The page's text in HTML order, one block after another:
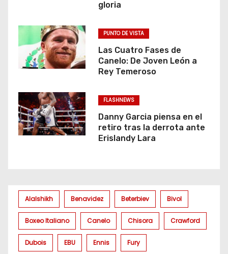
gloria
PUNTO DE VISTA
Las Cuatro Fases de
Canelo: De Joven León a
Rey Temeroso
FLASHNEWS
Danny Garcia piensa en el
retiro tras la derrota ante
Erislandy Lara
Alalshikh Benavidez Beterbiev Bivol
Boxeo Italiano Canelo Chisora Crawford
Dubois EBU Ennis Fury